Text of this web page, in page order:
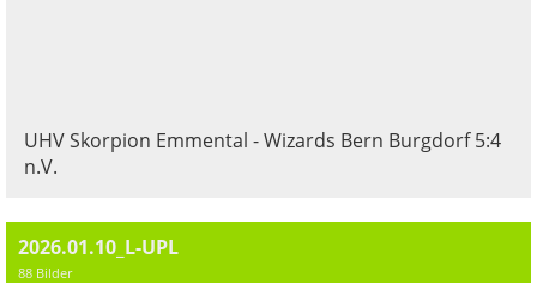
UHV Skorpion Emmental - Wizards Bern Burgdorf 5:4
n.V.
2026.01.10_L-UPL
88 Bilder